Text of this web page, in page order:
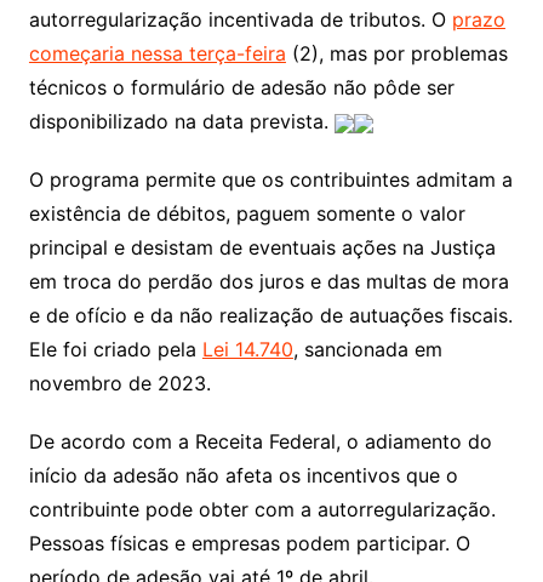
autorregularização incentivada de tributos. O prazo
começaria nessa terça-feira (2), mas por problemas
técnicos o formulário de adesão não pôde ser
disponibilizado na data prevista.
O programa permite que os contribuintes admitam a
existência de débitos, paguem somente o valor
principal e desistam de eventuais ações na Justiça
em troca do perdão dos juros e das multas de mora
e de ofício e da não realização de autuações fiscais.
Ele foi criado pela Lei 14.740, sancionada em
novembro de 2023.
De acordo com a Receita Federal, o adiamento do
início da adesão não afeta os incentivos que o
contribuinte pode obter com a autorregularização.
Pessoas físicas e empresas podem participar. O